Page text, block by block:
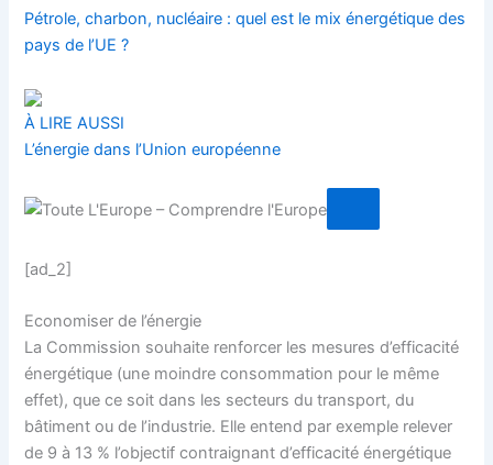
Pétrole, charbon, nucléaire : quel est le mix énergétique des
pays de l’UE ?
À LIRE AUSSI
L’énergie dans l’Union européenne
[ad_2]
Economiser de l’énergie
La Commission souhaite renforcer les mesures d’efficacité
énergétique (une moindre consommation pour le même
effet), que ce soit dans les secteurs du transport, du
bâtiment ou de l’industrie. Elle entend par exemple relever
de 9 à 13 % l’objectif contraignant d’efficacité énergétique